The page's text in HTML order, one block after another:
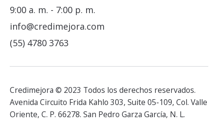
9:00 a. m. - 7:00 p. m.
info@credimejora.com
(55) 4780 3763
Credimejora © 2023 Todos los derechos reservados.
Avenida Circuito Frida Kahlo 303, Suite 05-109, Col. Valle
Oriente, C. P. 66278. San Pedro Garza García, N. L.